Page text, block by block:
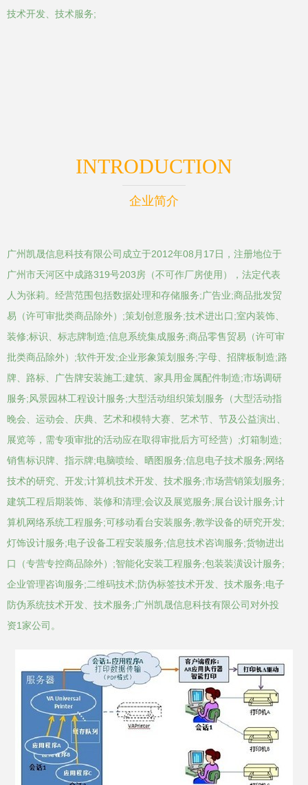
技术开发、技术服务;
INTRODUCTION
企业简介
广州凯晟信息科技有限公司成立于2012年08月17日，注册地位于
广州市天河区中成路319号203房（不可作厂房使用），法定代表
人为张莉。经营范围包括数据处理和存储服务;广告业;商品批发贸
易（许可审批类商品除外）;策划创意服务;技术进出口;室内装饰、
装修;标识、标志牌制造;信息系统集成服务;商品零售贸易（许可审
批类商品除外）;软件开发;企业形象策划服务;字母、招牌板制造;路
牌、路标、广告牌安装施工;建筑、家具用金属配件制造;市场调研
服务;风景园林工程设计服务;大型活动组织策划服务（大型活动指
晚会、运动会、庆典、艺术和模特大赛、艺术节、节及公益演出、
展览等，需专项审批的活动应在取得审批后方可经营）;灯箱制造;
销售标识牌、指示牌;电脑喷绘、晒图服务;信息电子技术服务;网络
技术的研究、开发;计算机技术开发、技术服务;市场营销策划服务;
建筑工程后期装饰、装修和清理;会议及展览服务;展台设计服务;计
算机网络系统工程服务;可移动看台安装服务;教学设备的研究开发;
灯饰设计服务;电子设备工程安装服务;信息技术咨询服务;货物进出
口（专营专控商品除外）;智能化安装工程服务;包装装潢设计服务;
企业管理咨询服务;二维码技术;防伪标签技术开发、技术服务;电子
防伪系统技术开发、技术服务;广州凯晟信息科技有限公司对外投
资1家公司。